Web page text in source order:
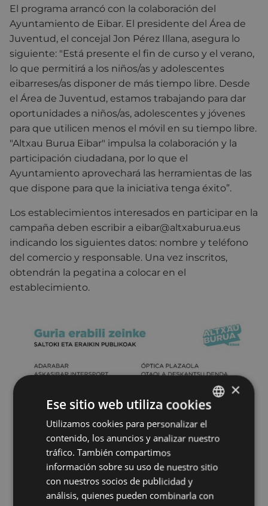
El programa arrancó con la colaboración del
Ayuntamiento de Eibar. El presidente del Área de
Juventud, el concejal Jon Pérez Illana, asegura lo
siguiente: "Está presente el fin de curso y el verano,
lo que permitirá a los niños/as y adolescentes
eibarreses/as disponer de más tiempo libre. Desde
el Área de Juventud, estamos trabajando para dar
oportunidades a niños/as, adolescentes y jóvenes
para que utilicen menos el móvil en su tiempo libre.
"Altxau Burua Eibar" impulsa la colaboración y la
participación ciudadana, por lo que el
Ayuntamiento aprovechará las herramientas de las
que dispone para que la iniciativa tenga éxito”.
Los establecimientos interesados en participar en la
campaña deben escribir a eibar@altxaburua.eus
indicando los siguientes datos: nombre y teléfono
del comercio y responsable. Una vez inscritos,
obtendrán la pegatina a colocar en el
establecimiento.
BASQUE
SPANISH
×
Ese sitio web utiliza cookies
Utilizamos cookies para personalizar el
contenido, los anuncios y analizar nuestro
tráfico. También compartimos
información sobre su uso de nuestro sitio
con nuestros socios de publicidad y
análisis, quienes pueden combinarla con